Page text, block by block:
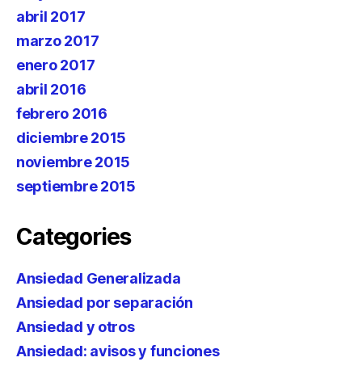
abril 2017
marzo 2017
enero 2017
abril 2016
febrero 2016
diciembre 2015
noviembre 2015
septiembre 2015
Categories
Ansiedad Generalizada
Ansiedad por separación
Ansiedad y otros
Ansiedad: avisos y funciones